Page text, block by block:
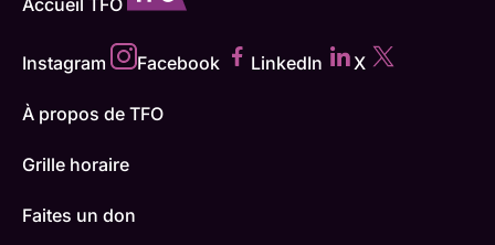
Accueil TFO
Instagram Facebook LinkedIn X
À propos de TFO
Grille horaire
Faites un don